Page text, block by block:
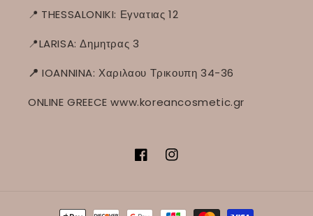
📍 THESSALONIKI: Εγνατιας 12
📍LARISA: Δημητρας 3
📍 IOANNINA: Χαριλαου Τρικουπη 34-36
ONLINE GREECE www.koreancosmetic.gr
FacebookInstagram
Μέθοδοι